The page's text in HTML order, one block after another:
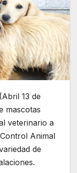
13 de
mascotas
veterinario a
Animal
de